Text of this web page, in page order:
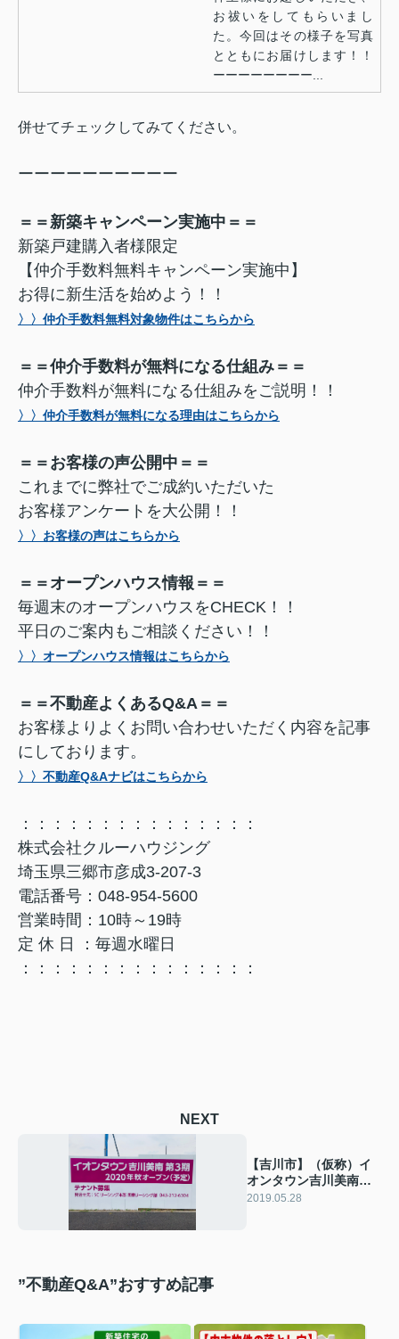
お祓いをしてもらいまし
た。今回はその様子を写真
とともにお届けします！！
ーーーーーーーー...
併せてチェックしてみてください。
ーーーーーーーーーー
＝＝新築キャンペーン実施中＝＝
新築戸建購入者様限定
【仲介手数料無料キャンペーン実施中】
お得に新生活を始めよう！！
〉〉仲介手数料無料対象物件はこちらから
＝＝仲介手数料が無料になる仕組み＝＝
仲介手数料が無料になる仕組みをご説明！！
〉〉仲介手数料が無料になる理由はこちらから
＝＝お客様の声公開中＝＝
これまでに弊社でご成約いただいた
お客様アンケートを大公開！！
〉〉お客様の声はこちらから
＝＝オープンハウス情報＝＝
毎週末のオープンハウスをCHECK！！
平日のご案内もご相談ください！！
〉〉オープンハウス情報はこちらから
＝＝不動産よくあるQ&A＝＝
お客様よりよくお問い合わせいただく内容を記事
にしております。
〉〉不動産Q&Aナビはこちらから
：：：：：：：：：：：：：：：
株式会社クルーハウジング
埼玉県三郷市彦成3-207-3
電話番号：048-954-5600
営業時間：10時～19時
定 休 日 ：毎週水曜日
：：：：：：：：：：：：：：：
NEXT
【吉川市】（仮称）イ
オンタウン吉川美南増
築工事のお知らせ！！
2019.05.28
”不動産Q&A”おすすめ記事